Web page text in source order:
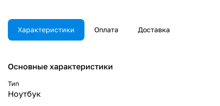
Характеристики Оплата Доставка
Основные характеристики
Тип
Ноутбук